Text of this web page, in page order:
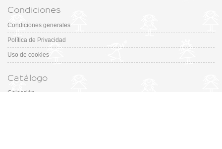
Condiciones
Condiciones generales
Política de Privacidad
Uso de cookies
Catálogo
Colección